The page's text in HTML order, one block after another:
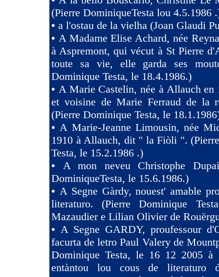
(Pierre DominiqueTesta lou 4.5.1986
• a l'ostau de la vielha (Joan Glaudi
• A Madame Elise Achard, née
à Aspremont, qui vécut à St Pierre
toute sa vie, elle garda ses
Dominique Testa, le 18.4.1986.)
• A Marie Castelin, née à Allauch en
et voisine de Marie Ferraud de la
(Pierre Dominique Testa, le
•A Marie-Jeanne Limousin, née
1910 à Allauch, dit " la Fiòli ".
Testa, le 15.2.1986 .)
• A mon neveu Christophe
DominiqueTesta, le 15.6.1986.)
• A Segne Gàrdy, nouest' amable
literaturo. (Pierre Dominique
Mazaudier e Lilian Olivier de
• A Segne GARDY, proufessour
facurta de letro Paul Valery de
Dominique Testa, le 16 12 2005 à
entàntou lou cous de literaturo